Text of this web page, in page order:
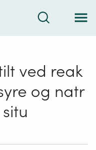
Søk
ved reak
og natr